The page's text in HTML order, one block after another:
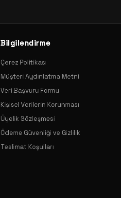
Bilgilendirme
Çerez Politikası
Müşteri Aydınlatma Metni
Veri Başvuru Formu
Kişisel Verilerin Korunması
Üyelik Sözleşmesi
Ödeme Güvenliği ve Gizlilik
Teslimat Koşulları